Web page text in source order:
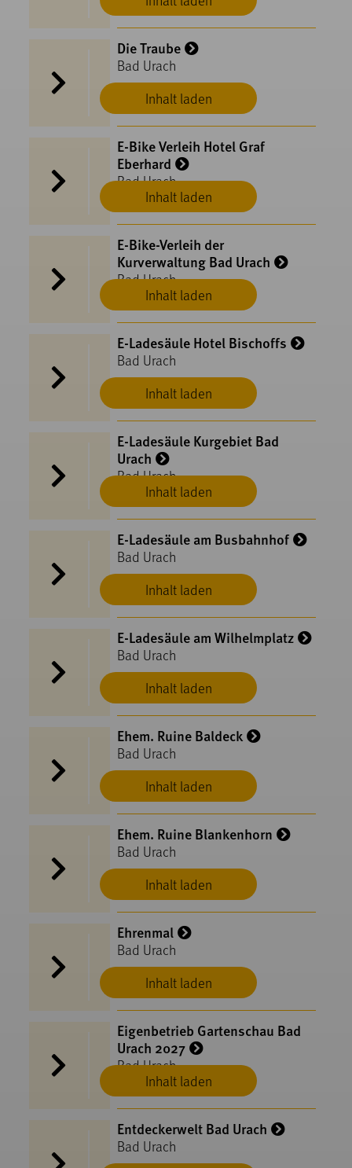
Inhalt laden
Die Traube
Bad Urach
Inhalt laden
E-Bike Verleih Hotel Graf
Eberhard
Bad Urach
Inhalt laden
E-Bike-Verleih der
Kurverwaltung Bad Urach
Bad Urach
Inhalt laden
E-Ladesäule Hotel Bischoffs
Bad Urach
Inhalt laden
E-Ladesäule Kurgebiet Bad
Urach
Bad Urach
Inhalt laden
E-Ladesäule am Busbahnhof
Bad Urach
Inhalt laden
E-Ladesäule am Wilhelmplatz
Bad Urach
Inhalt laden
Ehem. Ruine Baldeck
Bad Urach
Inhalt laden
Ehem. Ruine Blankenhorn
Bad Urach
Inhalt laden
Ehrenmal
Bad Urach
Inhalt laden
Eigenbetrieb Gartenschau Bad
Urach 2027
Bad Urach
Entdeckerwelt Bad Urach
Bad Urach